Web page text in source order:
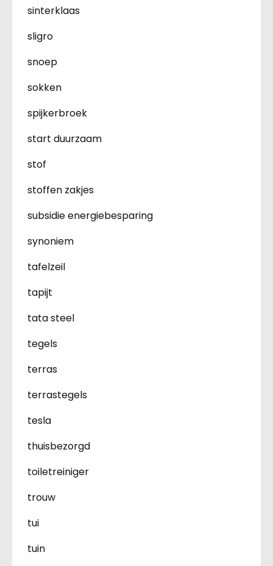
sinterklaas
sligro
snoep
sokken
spijkerbroek
start duurzaam
stof
stoffen zakjes
subsidie energiebesparing
synoniem
tafelzeil
tapijt
tata steel
tegels
terras
terrastegels
tesla
thuisbezorgd
toiletreiniger
trouw
tui
tuin